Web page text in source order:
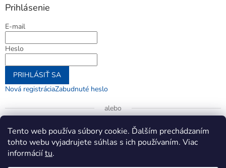
Tento web používa súbory cookie. Ďalším prechádzaním
tohto webu vyjadrujete súhlas s ich používaním. Viac
informáciítu.
Prihlásenie
E-mail
Heslo
PRIHLÁSIŤ SA
Nová registráciaZabudnuté heslo
alebo
Prihlásiť sa cez Google